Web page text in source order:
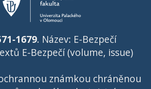
1679. Název: E-Bezpečí
E-Bezpečí (volume, issue)
známkou chráněnou